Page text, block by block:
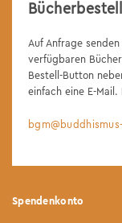
Auf Anfrage
verfügbaren
Bestell-Button
einfach eine E-Mail.
Spendenkonto